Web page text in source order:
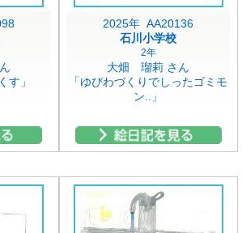
す」
2025年 AA20136
石川小学校
2年
大畑 瑠莉 さん
「ゆびわづくりでしったゴミモ
ン..」